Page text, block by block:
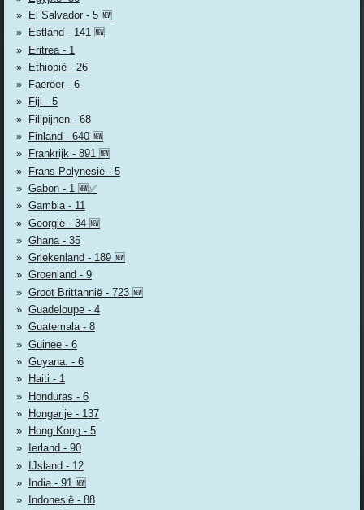
El Salvador - 5 🆕
Estland - 141 🆕
Eritrea - 1
Ethiopië - 26
Faeröer - 6
Fiji - 5
Filipijnen - 68
Finland - 640 🆕
Frankrijk - 891 🆕
Frans Polynesië - 5
Gabon - 1 🆕✅
Gambia - 11
Georgië - 34 🆕
Ghana - 35
Griekenland - 189 🆕
Groenland - 9
Groot Brittannië - 723 🆕
Guadeloupe - 4
Guatemala - 8
Guinee - 6
Guyana. - 6
Haiti - 1
Honduras - 6
Hongarije - 137
Hong Kong - 5
Ierland - 90
IJsland - 12
India - 91 🆕
Indonesië - 88